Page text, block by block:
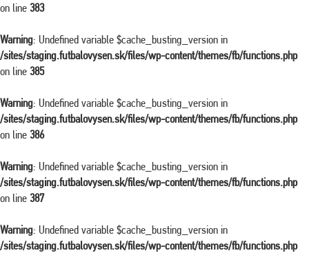
on line 383
Warning: Undefined variable $cache_busting_version in
/sites/staging.futbalovysen.sk/files/wp-content/themes/fb/functions.php
on line 385
Warning: Undefined variable $cache_busting_version in
/sites/staging.futbalovysen.sk/files/wp-content/themes/fb/functions.php
on line 386
Warning: Undefined variable $cache_busting_version in
/sites/staging.futbalovysen.sk/files/wp-content/themes/fb/functions.php
on line 387
Warning: Undefined variable $cache_busting_version in
/sites/staging.futbalovysen.sk/files/wp-content/themes/fb/functions.php